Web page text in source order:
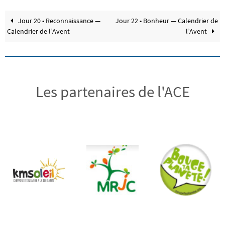
Jour 20 • Reconnaissance —
Calendrier de l’Avent
Jour 22 • Bonheur — Calendrier de
l’Avent
Les partenaires de l'ACE